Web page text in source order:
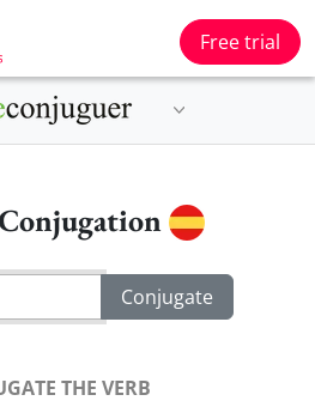
Free trial
THE VERB